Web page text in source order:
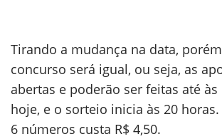
Tirando a mudança na data,
concurso será igual, ou seja, as
abertas e poderão ser feitas até às
hoje, e o sorteio inicia às 20
6 números custa R$ 4,50.